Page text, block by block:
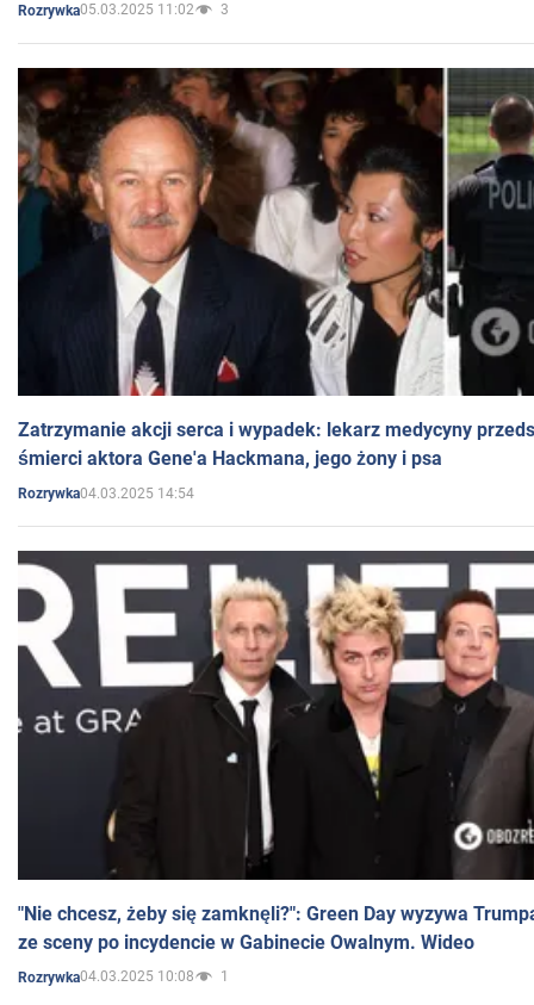
Rozrywka05.03.2025 11:02 3
Zatrzymanie akcji serca i wypadek: lekarz medycyny
śmierci aktora Gene'a Hackmana, jego żony i psa
Rozrywka04.03.2025 14:54
"Nie chcesz, żeby się zamknęli?": Green Day wyzywa
ze sceny po incydencie w Gabinecie Owalnym. Wideo
Rozrywka04.03.2025 10:08 1